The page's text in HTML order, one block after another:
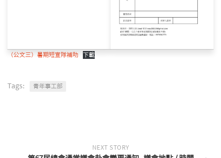
（公文三）暑期短宣隊補助 下載
Tags: 青年事工部
NEXT STORY